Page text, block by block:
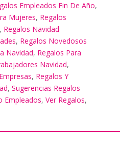
Empleados Fin De Año,
Mujeres, Regalos
, Regalos Navidad
, Regalos Novedosos
Navidad, Regalos Para
Navidad,
, Regalos Y
, Sugerencias Regalos
Empleados, Ver Regalos,